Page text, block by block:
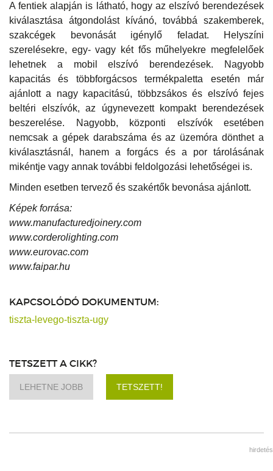
A fentiek alapján is látható, hogy az elszívó berendezések
kiválasztása átgondolást kívánó, továbbá szakemberek,
szakcégek bevonását igénylő feladat. Helyszíni
szerelésekre, egy- vagy két fős műhelyekre megfelelőek
lehetnek a mobil elszívó berendezések. Nagyobb
kapacitás és többforgácsos termékpaletta esetén már
ajánlott a nagy kapacitású, többzsákos és elszívó fejes
beltéri elszívók, az úgynevezett kompakt berendezések
beszerelése. Nagyobb, központi elszívók esetében
nemcsak a gépek darabszáma és az üzemóra dönthet a
kiválasztásnál, hanem a forgács és a por tárolásának
mikéntje vagy annak további feldolgozási lehetőségei is.
Minden esetben tervező és szakértők bevonása ajánlott.
Képek forrása:
www.manufacturedjoinery.com
www.corderolighting.com
www.eurovac.com
www.faipar.hu
KAPCSOLÓDÓ DOKUMENTUM:
tiszta-levego-tiszta-ugy
TETSZETT A CIKK?
LEHETNE JOBB TETSZETT!
hirdetés